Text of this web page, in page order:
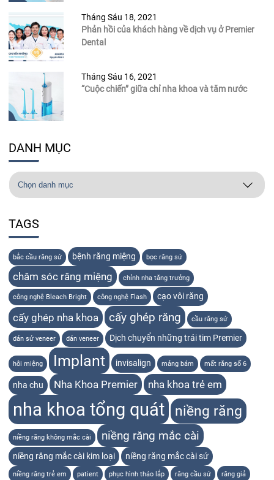
Tháng Sáu 18, 2021
Phản hồi của khách hàng về dịch vụ ở Premier
Dental
Tháng Sáu 16, 2021
“Cuộc chiến” giữa chỉ nha khoa và tăm nước
DANH MỤC
TAGS
bắc cầu răng sứ bệnh răng miệng bọc răng sứ
chăm sóc răng miệng chỉnh nha tăng trưởng
công nghệ Bleach Bright công nghệ Flash cạo vôi răng
cấy ghép nha khoa cấy ghép răng cầu răng sứ
dán sứ veneer dán veneer Dịch chuyển những trái tim Premier
hôi miệng Implant invisalign mảng bám mất răng số 6
nha chu Nha Khoa Premier nha khoa trẻ em
nha khoa tổng quát niềng răng
niềng răng không mắc cài niềng răng mắc cài
niềng răng mắc cài kim loại niềng răng mắc cài sứ
niềng răng trẻ em patient phục hình tháo lắp răng cầu sứ răng giả